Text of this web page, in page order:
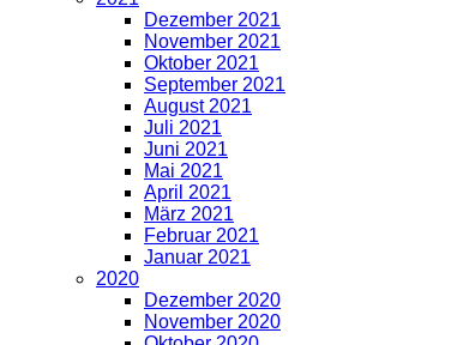
Dezember 2021
November 2021
Oktober 2021
September 2021
August 2021
Juli 2021
Juni 2021
Mai 2021
April 2021
März 2021
Februar 2021
Januar 2021
2020
Dezember 2020
November 2020